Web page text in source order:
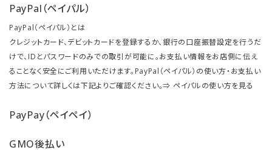
PayPal（ペイパル）
PayPal（ペイパル）とは
クレジットカード、デビットカードを登録するか、銀行の口座振替設定を行うだ
けで、IDとパスワードのみでの取引が可能に。お支払い情報をお店側に伝え
ることなく安全にご利用いただけます。PayPal（ペイパル）の使い方・お支払い
方法について詳しくは下記よりご確認ください。⇒ ペイパルの使い方を見る
PayPay（ペイペイ）
GMO後払い